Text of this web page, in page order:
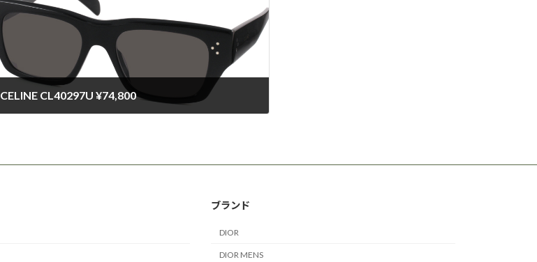
CELINE CL40297U ¥74,800
ブランド
DIOR
DIOR MENS